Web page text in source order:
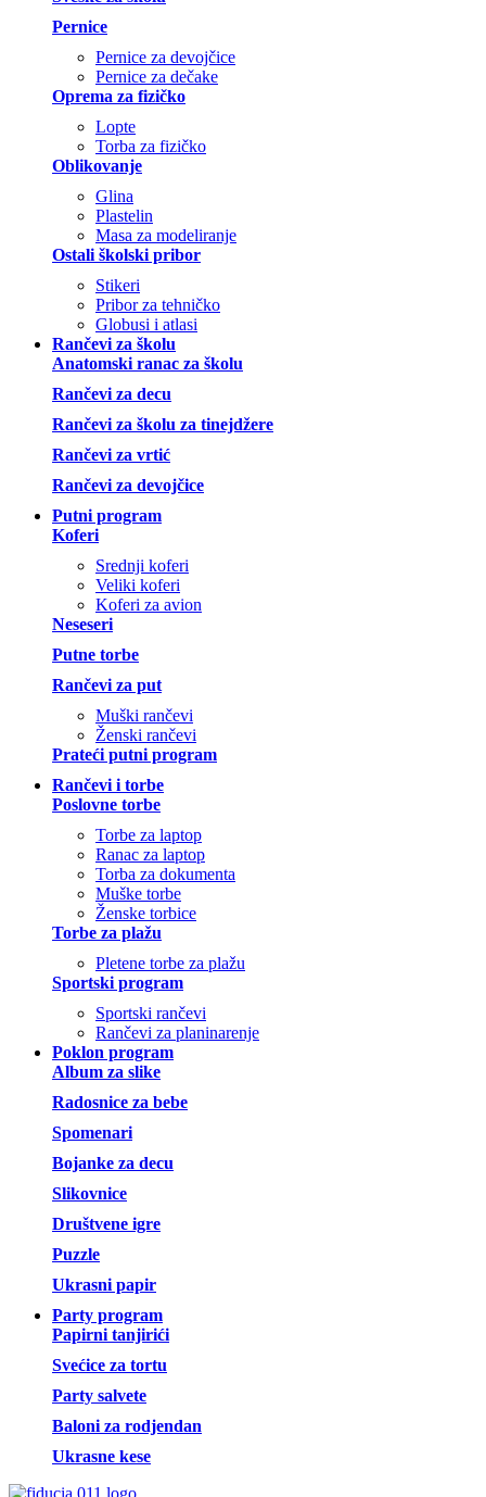
Pernice
Pernice za devojčice
Pernice za dečake
Oprema za fizičko
Lopte
Torba za fizičko
Oblikovanje
Glina
Plastelin
Masa za modeliranje
Ostali školski pribor
Stikeri
Pribor za tehničko
Globusi i atlasi
Rančevi za školu
Anatomski ranac za školu
Rančevi za decu
Rančevi za školu za tinejdžere
Rančevi za vrtić
Rančevi za devojčice
Putni program
Koferi
Srednji koferi
Veliki koferi
Koferi za avion
Neseseri
Putne torbe
Rančevi za put
Muški rančevi
Ženski rančevi
Prateći putni program
Rančevi i torbe
Poslovne torbe
Torbe za laptop
Ranac za laptop
Torba za dokumenta
Muške torbe
Ženske torbice
Torbe za plažu
Pletene torbe za plažu
Sportski program
Sportski rančevi
Rančevi za planinarenje
Poklon program
Album za slike
Radosnice za bebe
Spomenari
Bojanke za decu
Slikovnice
Društvene igre
Puzzle
Ukrasni papir
Party program
Papirni tanjirići
Svećice za tortu
Party salvete
Baloni za rodjendan
Ukrasne kese